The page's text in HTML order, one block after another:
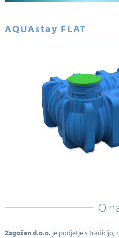
AQUAstay FLAT
O
Zagožen d.o.o. je podjetje s tradicijo,